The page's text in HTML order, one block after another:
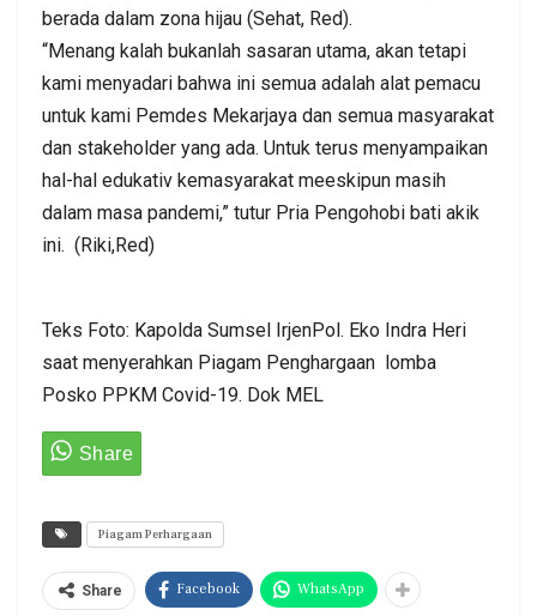
berada dalam zona hijau (Sehat, Red).
“Menang kalah bukanlah sasaran utama, akan tetapi
kami menyadari bahwa ini semua adalah alat pemacu
untuk kami Pemdes Mekarjaya dan semua masyarakat
dan stakeholder yang ada. Untuk terus menyampaikan
hal-hal edukativ kemasyarakat meeskipun masih
dalam masa pandemi,” tutur Pria Pengohobi bati akik
ini. (Riki,Red)
Teks Foto: Kapolda Sumsel IrjenPol. Eko Indra Heri
saat menyerahkan Piagam Penghargaan lomba
Posko PPKM Covid-19. Dok MEL
Piagam Perhargaan
Share Facebook WhatsApp